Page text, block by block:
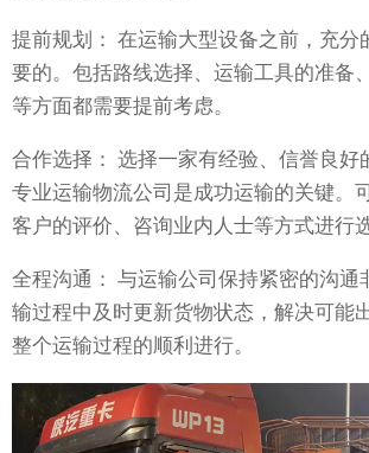
提前规划： 在运输大型设备之前，充分
要的。包括路线选择、运输工具的准备
等方面都需要提前考虑。
合作选择： 选择一家有经验、信誉良好
专业运输物流公司是成功运输的关键。
客户的评价、咨询业内人士等方式进行
全程沟通： 与运输公司保持紧密的沟通
输过程中及时更新货物状态，解决可能
整个运输过程的顺利进行。